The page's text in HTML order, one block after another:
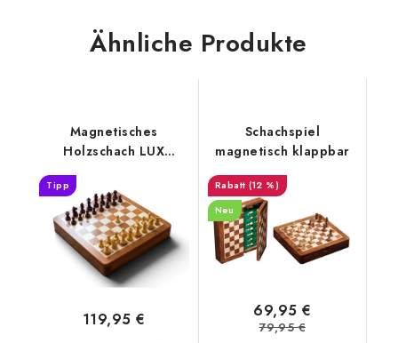
Ähnliche Produkte
Magnetisches
Holzschach LUX
einschiebbar
Tipp
119,95 €
Schachspiel
magnetisch klappbar
(12 %)
Neu
69,95 €
79,95 €